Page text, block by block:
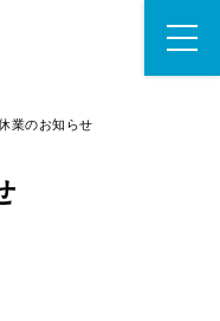
業のお知らせ